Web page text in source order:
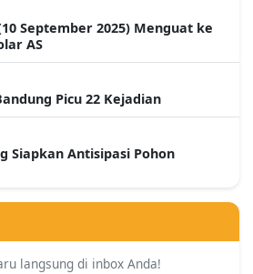
September 2025) Menguat ke
AS
Picu 22 Kejadian
Siapkan Antisipasi Pohon
langsung di inbox Anda!